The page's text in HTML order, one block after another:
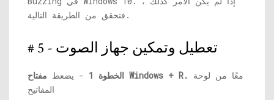
فتحقق من الطريقة التالية.
# 5 - تعطيل وتمكين جهاز الصوت
الخطوة 1 - يضعط مفتاح Windows + R.
المفاتيح